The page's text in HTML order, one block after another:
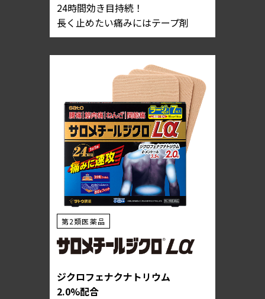
24時間効き目持続！
長く止めたい痛みにはテープ剤
第2類医薬品
ジクロフェナクナトリウム
2.0%配合